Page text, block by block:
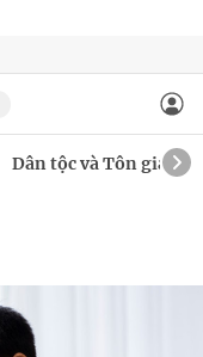
Dân tộc và Tôn giáo